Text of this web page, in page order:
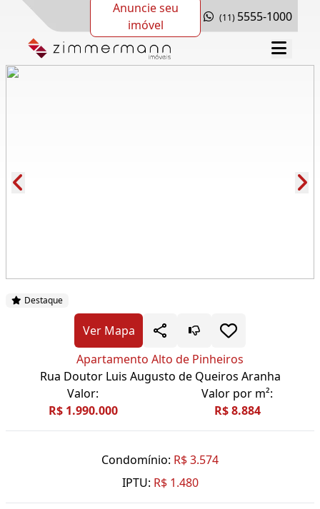
Anuncie seu
imóvel
(11) 5555-1000
Destaque
Ver Mapa
Apartamento Alto de Pinheiros
Rua Doutor Luis Augusto de Queiros Aranha
Valor:
R$ 1.990.000
Valor por m²:
R$ 8.884
Condomínio: R$ 3.574
IPTU: R$ 1.480